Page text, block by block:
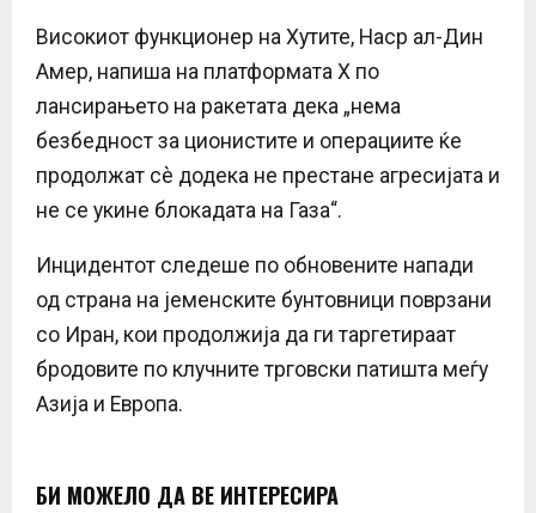
Високиот функционер на Хутите, Наср ал-Дин
Амер, напиша на платформата X по
лансирањето на ракетата дека „нема
безбедност за ционистите и операциите ќе
продолжат сè додека не престане агресијата и
не се укине блокадата на Газа“.
Инцидентот следеше по обновените напади
од страна на јеменските бунтовници поврзани
со Иран, кои продолжија да ги таргетираат
бродовите по клучните трговски патишта меѓу
Азија и Европа.
БИ МОЖЕЛО ДА ВЕ ИНТЕРЕСИРА